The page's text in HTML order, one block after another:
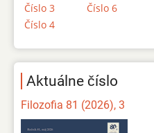
Číslo 3
Číslo 4
Číslo 6
Aktuálne číslo
Filozofia 81 (2026), 3